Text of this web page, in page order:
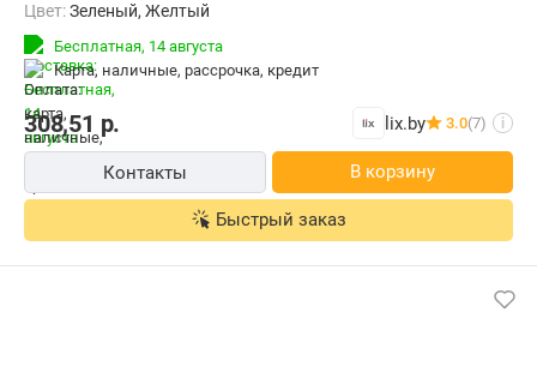
Цвет:Зеленый, Желтый
Бесплатная, 14 августа
карта, наличные, рассрочка, кредит
308,51 р. lix.by 3.0(7) i
Контакты В корзину
Быстрый заказ